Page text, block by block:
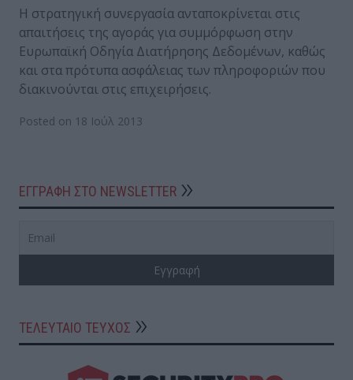
Η στρατηγική συνεργασία ανταποκρίνεται στις
απαιτήσεις της αγοράς για συμμόρφωση στην
Ευρωπαϊκή Οδηγία Διατήρησης Δεδομένων, καθώς
και στα πρότυπα ασφάλειας των πληροφοριών που
διακινούνται στις επιχειρήσεις.
Posted on 18 Ιούλ 2013
ΕΓΓΡΑΦΗ ΣΤΟ NEWSLETTER
ΤΕΛΕΥΤΑΙΟ ΤΕΥΧΟΣ